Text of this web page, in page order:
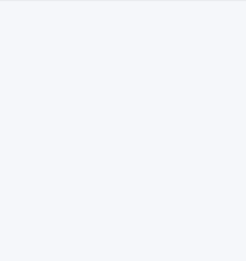
может стоить дешевле, но